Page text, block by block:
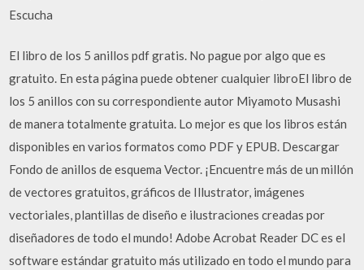
Escucha
El libro de los 5 anillos pdf gratis. No pague por algo que es
gratuito. En esta página puede obtener cualquier libroEl libro de
los 5 anillos con su correspondiente autor Miyamoto Musashi
de manera totalmente gratuita. Lo mejor es que los libros están
disponibles en varios formatos como PDF y EPUB. Descargar
Fondo de anillos de esquema Vector. ¡Encuentre más de un millón
de vectores gratuitos, gráficos de Illustrator, imágenes
vectoriales, plantillas de diseño e ilustraciones creadas por
diseñadores de todo el mundo! Adobe Acrobat Reader DC es el
software estándar gratuito más utilizado en todo el mundo para